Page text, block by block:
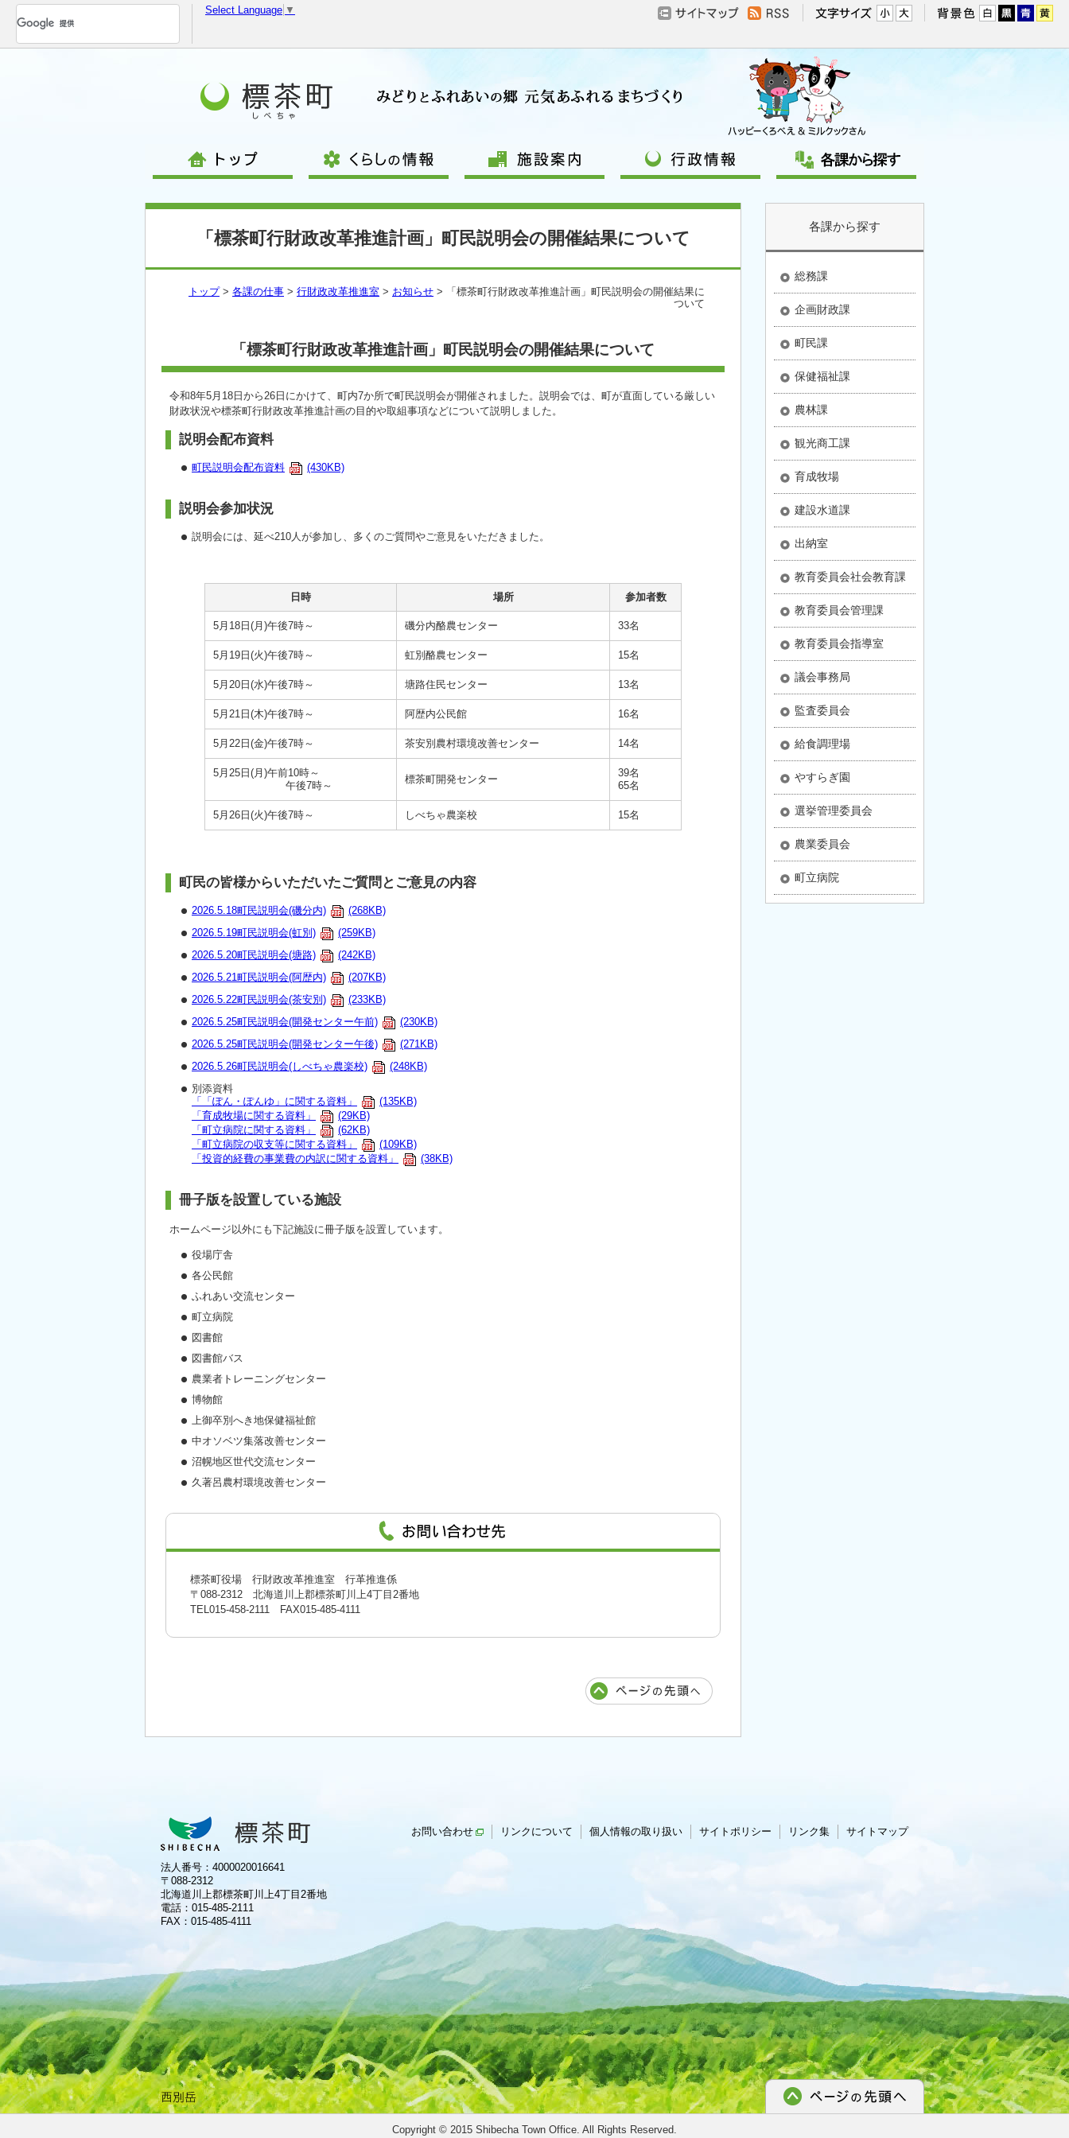
ン
テ
Select Language ▼
「標茶町行財政改革推進計画」町民説明会の開催結果について
トップ> 各課の仕事 > 行財政改革推進室 > お知らせ > 「標茶町行財政改革推進計画」町民説明会の開催結果に
ついて
「標茶町行財政改革推進計画」町民説明会の開催結果について
令和8年5月18日から26日にかけて、町内7か所で町民説明会が開催されました。説明会では、町が直面している厳しい
財政状況や標茶町行財政改革推進計画の目的や取組事項などについて説明しました。
説明会配布資料
町民説明会配布資料 (430KB)
説明会参加状況
説明会には、延べ210人が参加し、多くのご質問やご意見をいただきました。
日時 場所 参加者数
5月18日(月)午後7時～ 磯分内酪農センター 33名
5月19日(火)午後7時～ 虹別酪農センター 15名
5月20日(水)午後7時～ 塘路住民センター 13名
5月21日(木)午後7時～ 阿歴内公民館 16名
5月22日(金)午後7時～ 茶安別農村環境改善センター 14名
5月25日(月)午前10時～
午後7時～
標茶町開発センター
39名
65名
5月26日(火)午後7時～ しべちゃ農楽校 15名
町民の皆様からいただいたご質問とご意見の内容
2026.5.18町民説明会(磯分内)
(268KB)
2026.5.19町民説明会(虹別)
(259KB)
2026.5.20町民説明会(塘路)
(242KB)
2026.5.21町民説明会(阿歴内)
(207KB)
2026.5.22町民説明会(茶安別)
(233KB)
2026.5.25町民説明会(開発センター午前)
(230KB)
2026.5.25町民説明会(開発センター午後)
(271KB)
2026.5.26町民説明会(しべちゃ農楽校)
(248KB)
別添資料
「「ぽん・ぽんゆ」に関する資料」
(135KB)
「育成牧場に関する資料」
(29KB)
「町立病院に関する資料」
(62KB)
「町立病院の収支等に関する資料」
(109KB)
「投資的経費の事業費の内訳に関する資料」
(38KB)
冊子版を設置している施設
ホームページ以外にも下記施設に冊子版を設置しています。
役場庁舎
各公民館
ふれあい交流センター
町立病院
図書館
図書館バス
農業者トレーニングセンター
博物館
上御卒別へき地保健福祉館
中オソベツ集落改善センター
沼幌地区世代交流センター
久著呂農村環境改善センター
標茶町役場 行財政改革推進室 行革推進係
〒088-2312 北海道川上郡標茶町川上4丁目2番地
TEL015-458-2111 FAX015-485-4111
各課から探す
総務課
企画財政課
町民課
保健福祉課
農林課
観光商工課
育成牧場
建設水道課
出納室
教育委員会社会教育課
教育委員会管理課
教育委員会指導室
議会事務局
監査委員会
給食調理場
やすらぎ園
選挙管理委員会
農業委員会
町立病院
法人番号：4000020016641
〒088-2312
北海道川上郡標茶町川上4丁目2番地
電話： 015-485-2111
FAX：015-485-4111
お問い合わせ リンクについて 個人情報の取り扱い サイトポリシー リンク集 サイトマップ
Copyright © 2015 Shibecha Town Office. All Rights Reserved.